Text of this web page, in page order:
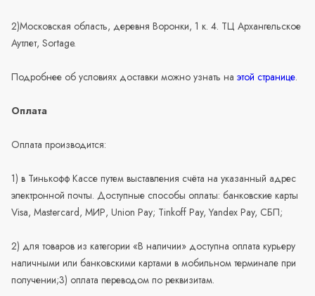
2)Московская область, деревня Воронки, 1 к. 4. ТЦ Архангельское
Аутлет, Sortage.
Подробнее об условиях доставки можно узнать на этой странице.
Оплата
Оплата производится:
1) в Тинькофф Кассе путем выставления счёта на указанный адрес
электронной почты. Доступные способы оплаты: банковские карты
Visa, Mastercard, МИР, Union Pay; Tinkoff Pay, Yandex Pay, СБП;
2) для товаров из категории «В наличии» доступна оплата курьеру
наличными или банковскими картами в мобильном терминале при
получении;3) оплата переводом по реквизитам.